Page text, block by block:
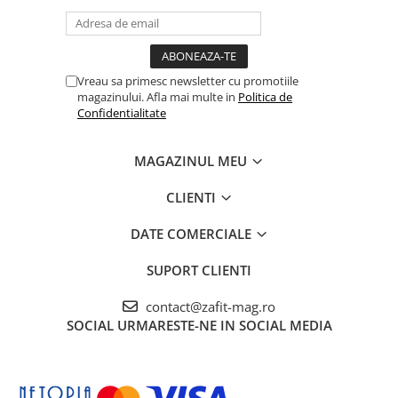
Pungile de vidat ZAFIT™:
- nu contin bisfenol A (BPA Free)
- sunt sigure pentru congelarea alimentelor, fierbere sau utilizare
in cuptorul cu microunde si previn arsurile de congelare
- sunt compatibile cu orice aparat de vidat
NOTA: Pentru gatirea Sous Vide - pungile rezista la o
Vreau sa primesc newsletter cu promotiile
magazinului. Afla mai multe in Politica de
Confidentialitate
MAGAZINUL MEU
CLIENTI
DATE COMERCIALE
SUPORT CLIENTI
contact@zafit-mag.ro
SOCIAL URMARESTE-NE IN SOCIAL MEDIA